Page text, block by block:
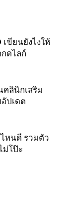
ขียนยังไงให้
ดไลก์
คลินิกเสริม
ปเดต
หนดี รวมตัว
ม่โป๊ะ